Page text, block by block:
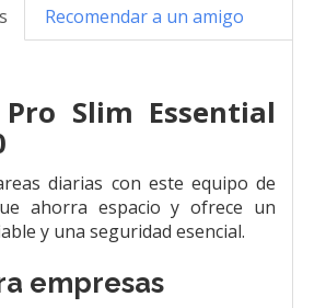
Recomendar a un amigo
Slim Essential
diarias con este equipo de
ahorra espacio y ofrece un
y una seguridad esencial.
empresas